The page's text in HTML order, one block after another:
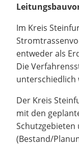
Im Kreis
entweder als
Die
Der Kreis
mit den
Schutzgebieten
(Bestand/